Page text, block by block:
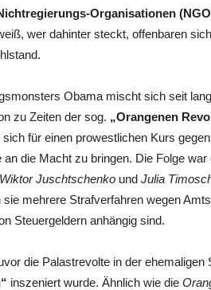
Organisationen
wer dahinter steckt, offenbaren
Obama mischt sich seit
zu Zeiten der sog. „Orangenen
für einen prowestlichen Kurs
die Macht zu bringen. Die Folge war
Wiktor Juschtschenko und Julia
mehrere Strafverfahren wegen
Steuergeldern anhängig sind.
die Palastrevolte in der ehemaligen
inszeniert wurde. Ähnlich wie die